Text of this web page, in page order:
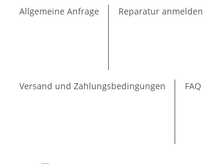
Allgemeine Anfrage Reparatur anmelden
Versand und Zahlungsbedingungen FAQ